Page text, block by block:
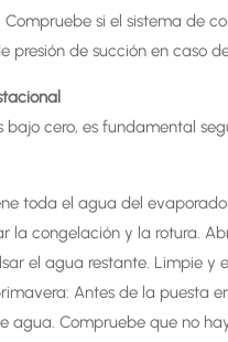
si el sistema de
presión de succión en caso
bajo cero, es fundamental
toda el agua del
la congelación y la rotura.
el agua restante. Limpie y
Antes de la puesta
agua. Compruebe que no